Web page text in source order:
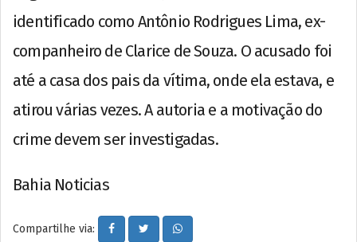
identificado como Antônio Rodrigues Lima, ex-
companheiro de Clarice de Souza. O acusado foi
até a casa dos pais da vítima, onde ela estava, e
atirou várias vezes. A autoria e a motivação do
crime devem ser investigadas.
Bahia Noticias
Compartilhe via: